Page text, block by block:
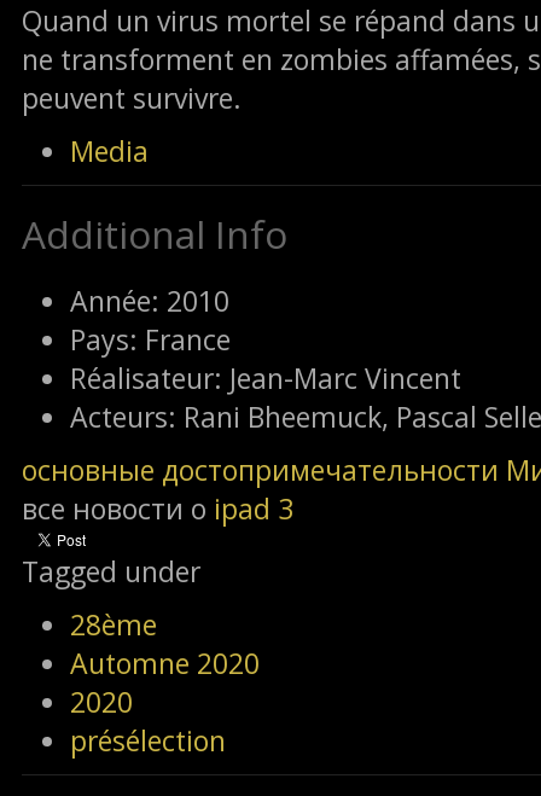
Quand un virus mortel se répand dans
ne transforment en zombies affamées,
peuvent survivre.
Media
Additional Info
Année: 2010
Pays: France
Réalisateur: Jean-Marc Vincent
Acteurs: Rani Bheemuck, Pascal
основные достопримечательности
все новости о ipad 3
Tagged under
28ème
Automne 2020
2020
présélection